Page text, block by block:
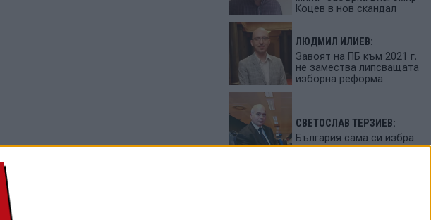
Коцев в нов скандал
ЛЮДМИЛ ИЛИЕВ:
Завоят на ПБ към 2021 г.
не замества липсващата
изборна реформа
СВЕТОСЛАВ ТЕРЗИЕВ:
България сама си избра
вредител